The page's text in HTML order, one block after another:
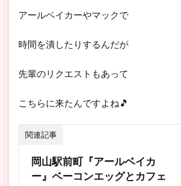
アールベイカーやマックで
時間を潰したりするんだが
先輩のリクエストもあって
こちらに来たんですよね🎵
関連記事
岡山駅前町『アールベイカ
ー』ベーコンエッグとカフェ